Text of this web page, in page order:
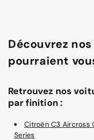
Découvrez
pourraient
Retrouvez nos
par finition :
Citroën C3 Aircross
Series